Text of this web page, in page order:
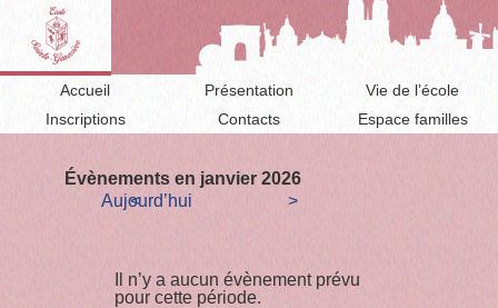
Accueil Présentation
Vie de l’école
Inscriptions
Contacts Espace familles
Évènements en janvier 2026
<
Aujourd’hui >
Il n’y a aucun évènement prévu
pour cette période.